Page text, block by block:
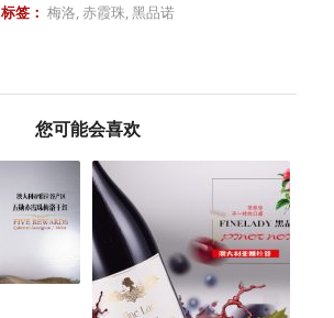
标签： 梅洛,赤霞珠,黑品诺
您可能会喜欢